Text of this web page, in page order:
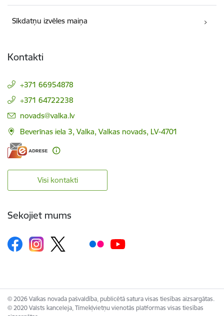
Sīkdatņu izvēles maiņa
Kontakti
+371 66954878
+371 64722238
E-pasts:
novads@valka.lv
Beverīnas iela 3, Valka, Valkas novads, LV-4701
Visi kontakti
Sekojiet mums
© 2026 Valkas novada pašvaldība, publicētā satura visas tiesības aizsargātas.
© 2020 Valsts kanceleja, Tīmekļvietņu vienotās platformas visas tiesības